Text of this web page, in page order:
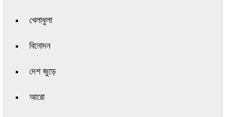
খেলাধুলা
বিনোদন
দেশ জুড়ে
আরো